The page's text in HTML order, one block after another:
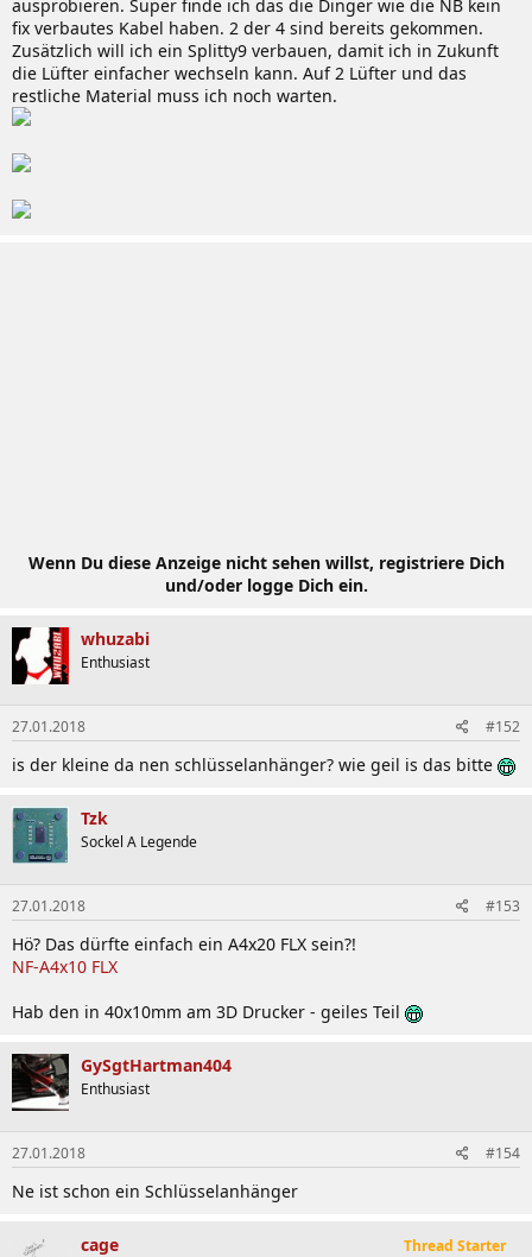
ausprobieren. Super finde ich das die Dinger wie die NB kein
fix verbautes Kabel haben. 2 der 4 sind bereits gekommen.
Zusätzlich will ich ein Splitty9 verbauen, damit ich in Zukunft
die Lüfter einfacher wechseln kann. Auf 2 Lüfter und das
restliche Material muss ich noch warten.
Wenn Du diese Anzeige nicht sehen willst, registriere Dich
und/oder logge Dich ein.
whuzabi
Enthusiast
27.01.2018 #152
is der kleine da nen schlüsselanhänger? wie geil is das bitte
Tzk
Sockel A Legende
27.01.2018 #153
Hö? Das dürfte einfach ein A4x20 FLX sein?!
NF-A4x10 FLX
Hab den in 40x10mm am 3D Drucker - geiles Teil
GySgtHartman404
Enthusiast
27.01.2018 #154
Ne ist schon ein Schlüsselanhänger
cage
Thread Starter